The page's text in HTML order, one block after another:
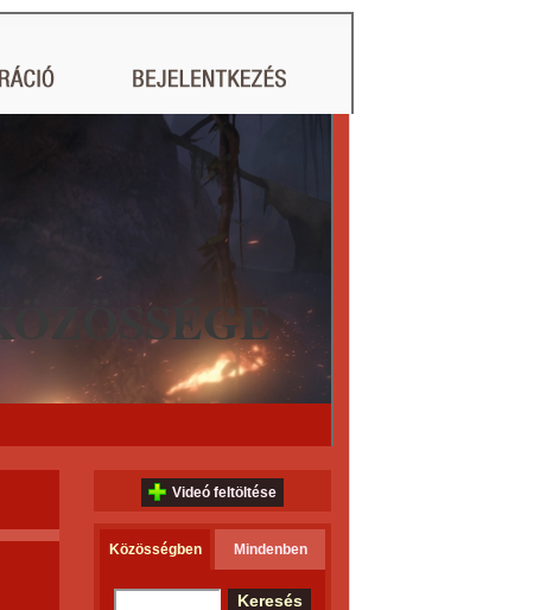
Videó feltöltése
Közösségben Mindenben